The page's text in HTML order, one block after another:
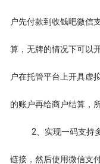
户先付款到收钱吧微信
算，无牌的情况下可以
户在托管平台上开具虚
的账户再给商户结算，
2、实现一码支持
链接，然后使用微信支